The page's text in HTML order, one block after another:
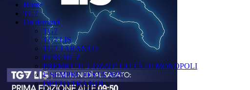
Home
TG7
On demand
TG7
TG7 LIS
TG7 TARANTO
PERCHÉ ?
PREMIO "IL GOZZO" CITTÀ DI MONOPOLI
È SEMPRE FESTA 2025
DETTO TRA NOI